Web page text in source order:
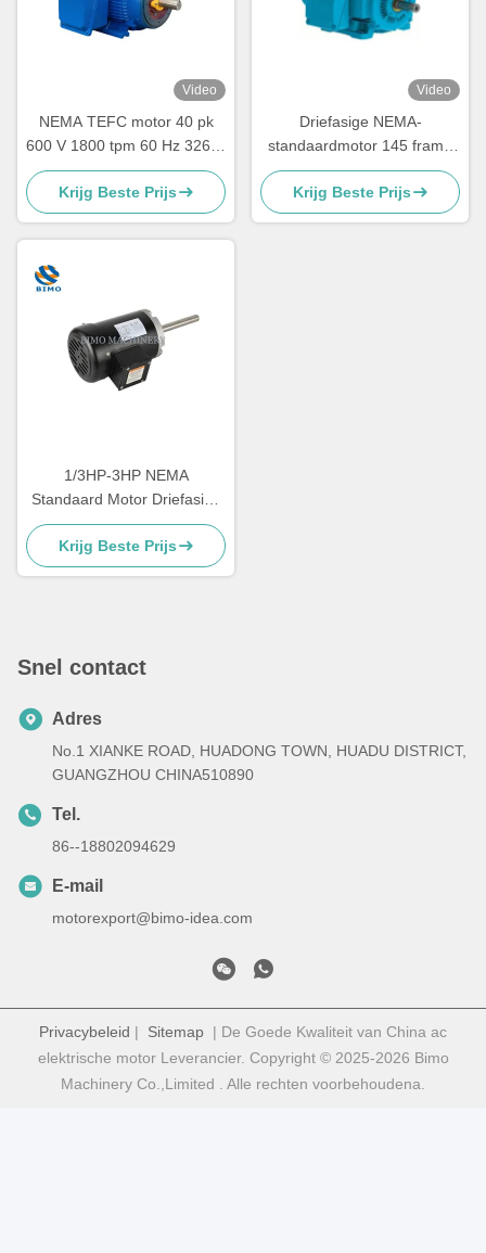
Video
NEMA TEFC motor 40 pk
600 V 1800 tpm 60 Hz 326-T
elektrische
wisselstroommotor 3 fase
Krijg Beste Prijs
Video
Driefasige NEMA-
standaardmotor 145 frame
gewalste staal-
boerderijmotor
Krijg Beste Prijs
1/3HP-3HP NEMA
Standaard Motor Driefasige
straalpompmotor CSA / CUS
Gecertificeerd
Krijg Beste Prijs
Snel contact
Adres
No.1 XIANKE ROAD, HUADONG TOWN, HUADU DISTRICT,
GUANGZHOU CHINA510890
Tel.
86--18802094629
E-mail
motorexport@bimo-idea.com
Privacybeleid | Sitemap | De Goede Kwaliteit van China ac
elektrische motor Leverancier. Copyright © 2025-2026 Bimo
Machinery Co.,Limited . Alle rechten voorbehoudena.